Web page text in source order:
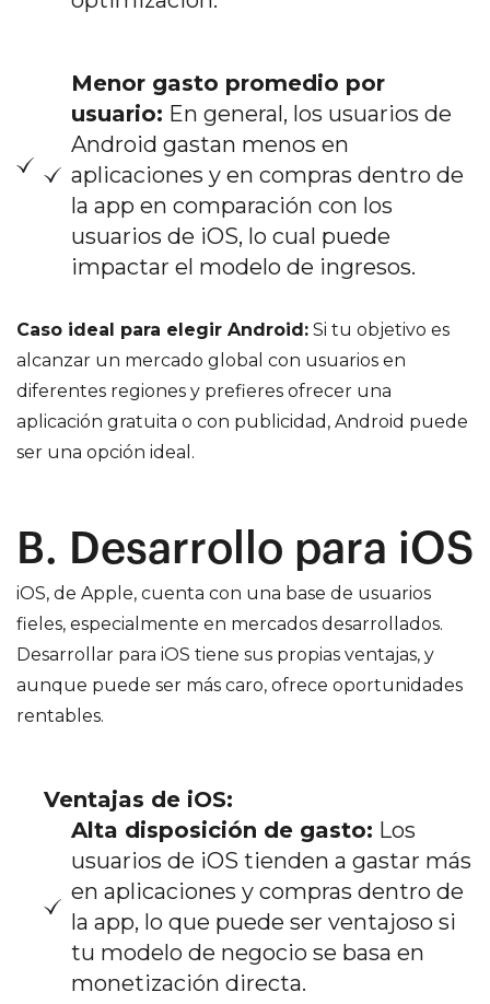
Menor gasto promedio por
usuario: En general, los usuarios de
Android gastan menos en
aplicaciones y en compras dentro de
la app en comparación con los
usuarios de iOS, lo cual puede
impactar el modelo de ingresos.
Caso ideal para elegir Android: Si tu objetivo es
alcanzar un mercado global con usuarios en
diferentes regiones y prefieres ofrecer una
aplicación gratuita o con publicidad, Android puede
ser una opción ideal.
B. Desarrollo para iOS
iOS, de Apple, cuenta con una base de usuarios
fieles, especialmente en mercados desarrollados.
Desarrollar para iOS tiene sus propias ventajas, y
aunque puede ser más caro, ofrece oportunidades
rentables.
Ventajas de iOS:
Alta disposición de gasto: Los
usuarios de iOS tienden a gastar más
en aplicaciones y compras dentro de
la app, lo que puede ser ventajoso si
tu modelo de negocio se basa en
monetización directa.